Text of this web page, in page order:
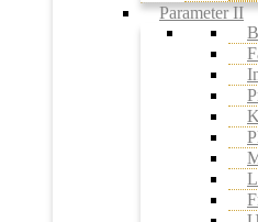
Parameter II